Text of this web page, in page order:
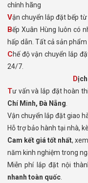
chính hãng
Vận chuyển lắp đặt bếp
Bếp Xuân Hùng luôn có những chương trình khuyến mại giảm giá
hấp dẫn. Tất cả sản phẩm
Chế độ vận chuyển lắp đặt bảo hành uy tín chu đáo, dịch vụ hỗ trợ
24/7.
Tư vấn và lắp đặt hoàn
Chí Minh, Đà Nẵng
Vận chuyển lắp đặt giao
Hỗ trợ bảo hành tại nhà,
Cam kết giá tốt nhất,
năm kinh nghiệm trong
Miễn phí lắp đặt nội
nhanh toàn quốc